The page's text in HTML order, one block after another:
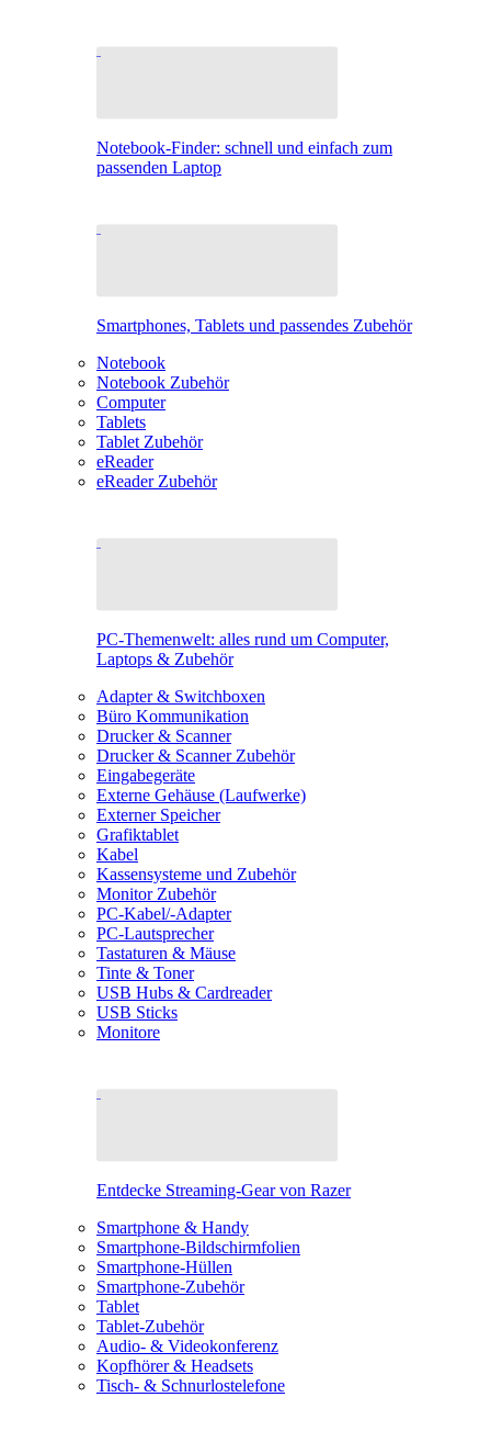
Notebook-Finder: schnell und einfach zum
passenden Laptop
Smartphones, Tablets und passendes Zubehör
Notebook
Notebook Zubehör
Computer
Tablets
Tablet Zubehör
eReader
eReader Zubehör
PC-Themenwelt: alles rund um Computer,
Laptops & Zubehör
Adapter & Switchboxen
Büro Kommunikation
Drucker & Scanner
Drucker & Scanner Zubehör
Eingabegeräte
Externe Gehäuse (Laufwerke)
Externer Speicher
Grafiktablet
Kabel
Kassensysteme und Zubehör
Monitor Zubehör
PC-Kabel/-Adapter
PC-Lautsprecher
Tastaturen & Mäuse
Tinte & Toner
USB Hubs & Cardreader
USB Sticks
Monitore
Entdecke Streaming-Gear von Razer
Smartphone & Handy
Smartphone-Bildschirmfolien
Smartphone-Hüllen
Smartphone-Zubehör
Tablet
Tablet-Zubehör
Audio- & Videokonferenz
Kopfhörer & Headsets
Tisch- & Schnurlostelefone